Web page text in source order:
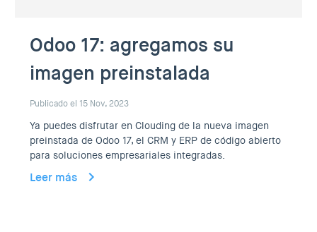
Odoo 17: agregamos su
imagen preinstalada
Publicado el 15 Nov, 2023
Ya puedes disfrutar en Clouding de la nueva imagen
preinstada de Odoo 17, el CRM y ERP de código abierto
para soluciones empresariales integradas.
Leer más